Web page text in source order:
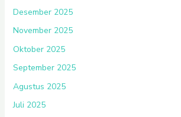
Desember 2025
November 2025
Oktober 2025
September 2025
Agustus 2025
Juli 2025